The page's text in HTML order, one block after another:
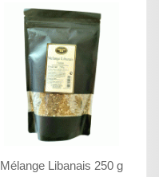
Mélange Libanais 250 g